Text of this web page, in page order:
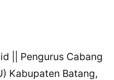
|| Pengurus Cabang
Kabupaten Batang,